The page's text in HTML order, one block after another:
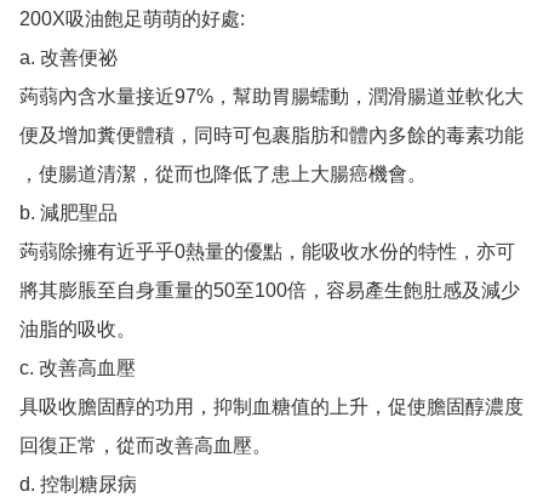
200X吸油飽足萌萌的好處:
a. 改善便祕
蒟蒻內含水量接近97%，幫助胃腸蠕動，潤滑腸道並軟化大
便及增加糞便體積，同時可包裹脂肪和體內多餘的毒素功能
，使腸道清潔，從而也降低了患上大腸癌機會。
b. 減肥聖品
蒟蒻除擁有近乎乎0熱量的優點，能吸收水份的特性，亦可
將其膨脹至自身重量的50至100倍，容易產生飽肚感及減少
油脂的吸收。
c. 改善高血壓
具吸收膽固醇的功用，抑制血糖值的上升，促使膽固醇濃度
回復正常，從而改善高血壓。
d. 控制糖尿病